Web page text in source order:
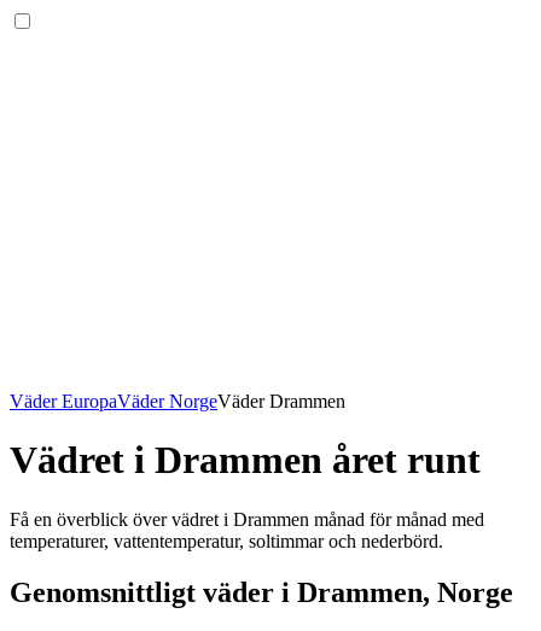
Väder EuropaVäder NorgeVäder Drammen
Vädret i Drammen året runt
Få en överblick över vädret i Drammen månad för månad med
temperaturer, vattentemperatur, soltimmar och nederbörd.
Genomsnittligt väder i Drammen, Norge